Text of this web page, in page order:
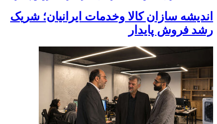
اندیشه سازان کالا وخدمات ایرانیان؛ شریک
رشد فروش پایدار